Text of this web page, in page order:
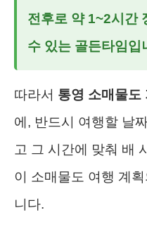
전후로 약 1~2시간
수 있는 골든타임입
따라서 통영 소매물도
에, 반드시 여행할 날
고 그 시간에 맞춰 배
이 소매물도 여행 계
니다.